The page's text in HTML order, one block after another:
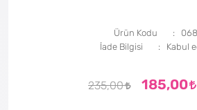
Ürün Kodu
İade Bilgisi
235,00 185,00